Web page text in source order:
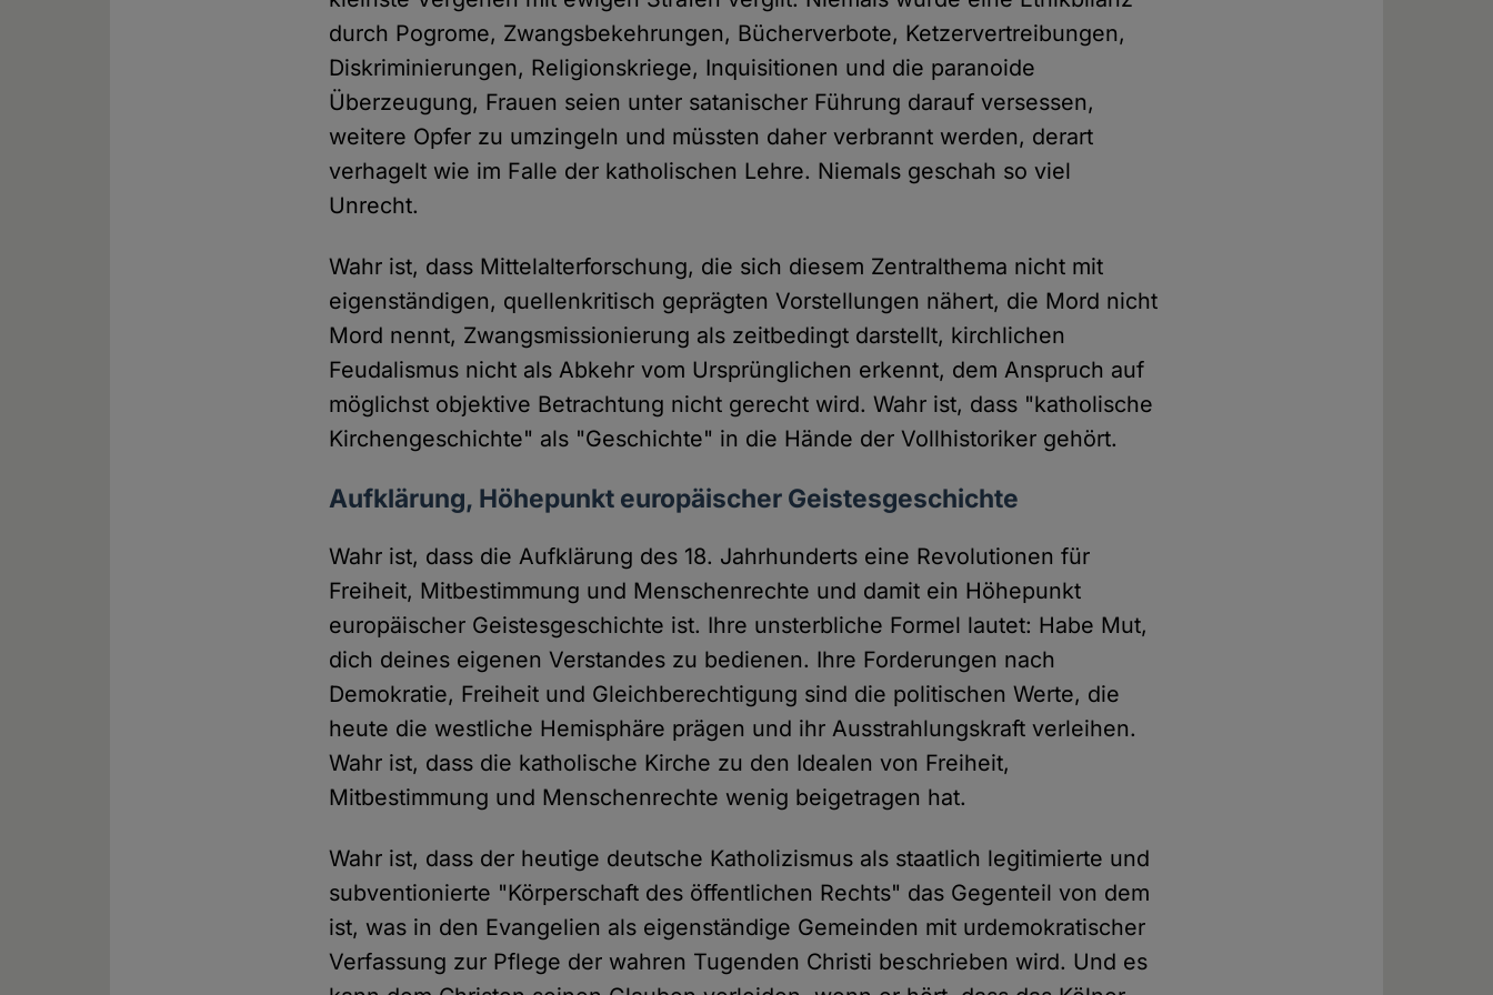
durch Pogrome, Zwangsbekehrungen, Bücherverbote, Ketzervertreibungen,
Diskriminierungen, Religionskriege, Inquisitionen und die paranoide
Überzeugung, Frauen seien unter satanischer Führung darauf versessen,
weitere Opfer zu umzingeln und müssten daher verbrannt werden, derart
verhagelt wie im Falle der katholischen Lehre. Niemals geschah so viel
Unrecht.
Wahr ist, dass Mittelalterforschung, die sich diesem Zentralthema nicht mit
eigenständigen, quellenkritisch geprägten Vorstellungen nähert, die Mord nicht
Mord nennt, Zwangsmissionierung als zeitbedingt darstellt, kirchlichen
Feudalismus nicht als Abkehr vom Ursprünglichen erkennt, dem Anspruch auf
möglichst objektive Betrachtung nicht gerecht wird. Wahr ist, dass "katholische
Kirchengeschichte" als "Geschichte" in die Hände der Vollhistoriker gehört.
Aufklärung, Höhepunkt europäischer Geistesgeschichte
Wahr ist, dass die Aufklärung des 18. Jahrhunderts eine Revolutionen für
Freiheit, Mitbestimmung und Menschenrechte und damit ein Höhepunkt
europäischer Geistesgeschichte ist. Ihre unsterbliche Formel lautet: Habe Mut,
dich deines eigenen Verstandes zu bedienen. Ihre Forderungen nach
Demokratie, Freiheit und Gleichberechtigung sind die politischen Werte, die
heute die westliche Hemisphäre prägen und ihr Ausstrahlungskraft verleihen.
Wahr ist, dass die katholische Kirche zu den Idealen von Freiheit,
Mitbestimmung und Menschenrechte wenig beigetragen hat.
Wahr ist, dass der heutige deutsche Katholizismus als staatlich legitimierte und
subventionierte "Körperschaft des öffentlichen Rechts" das Gegenteil von dem
ist, was in den Evangelien als eigenständige Gemeinden mit urdemokratischer
Verfassung zur Pflege der wahren Tugenden Christi beschrieben wird. Und es